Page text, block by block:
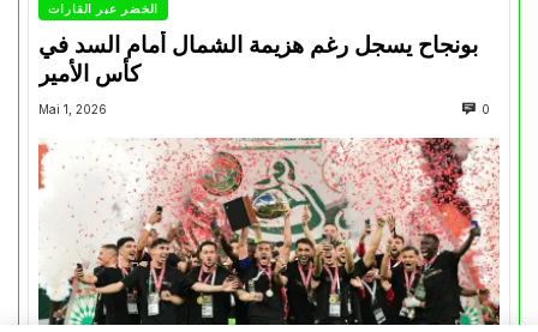
الخضر عبر القارات
بونجاح يسجل رغم هزيمة الشمال أمام السد في
كأس الأمير
Mai 1, 2026 0